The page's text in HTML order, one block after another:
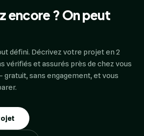
encore ? On peut
défini. Décrivez votre projet en 2
vérifiés et assurés près de chez vous
sans engagement, et vous